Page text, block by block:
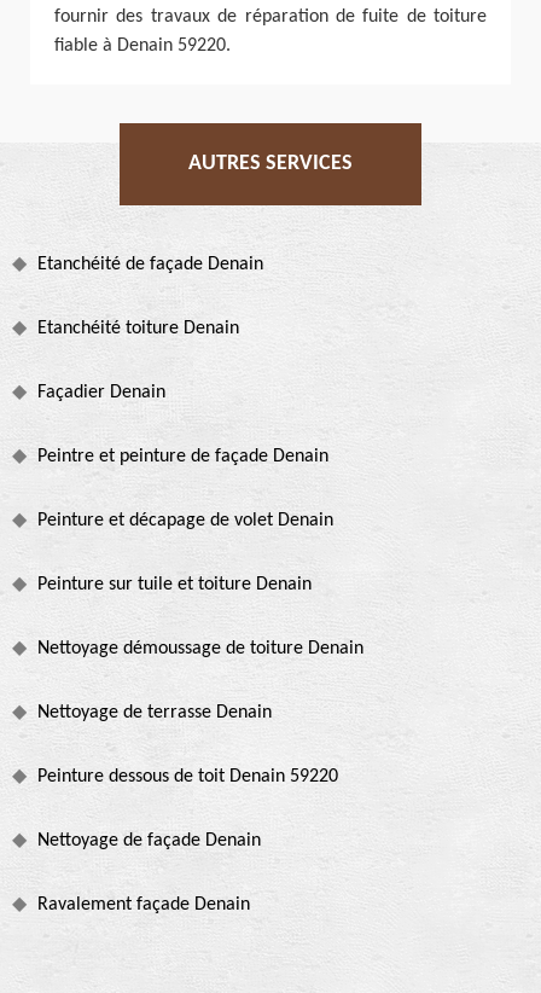
fournir des travaux de réparation de fuite de toiture
fiable à Denain 59220.
AUTRES SERVICES
Etanchéité de façade Denain
Etanchéité toiture Denain
Façadier Denain
Peintre et peinture de façade Denain
Peinture et décapage de volet Denain
Peinture sur tuile et toiture Denain
Nettoyage démoussage de toiture Denain
Nettoyage de terrasse Denain
Peinture dessous de toit Denain 59220
Nettoyage de façade Denain
Ravalement façade Denain